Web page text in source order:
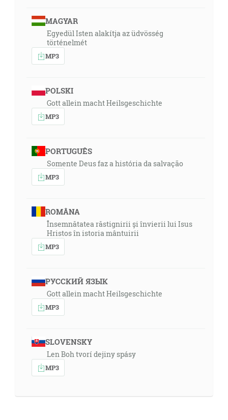
MAGYAR
Egyedül Isten alakítja az üdvösség
történelmét
MP3
POLSKI
Gott allein macht Heilsgeschichte
MP3
PORTUGUÊS
Somente Deus faz a história da salvação
MP3
ROMÂNA
Însemnătatea răstignirii și învierii lui Isus
Hristos în istoria mântuirii
MP3
РУССКИЙ ЯЗЫК
Gott allein macht Heilsgeschichte
MP3
SLOVENSKY
Len Boh tvorí dejiny spásy
MP3